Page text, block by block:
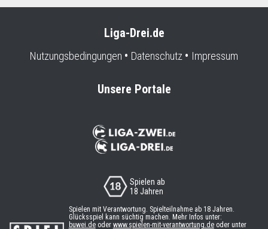
Liga-Drei.de
Nutzungsbedingungen Datenschutz Impressum
Unsere Portale
Spielen ab
18 Jahren
Spielen mit Verantwortung. Spielteilnahme ab 18 Jahren.
Glücksspiel kann süchtig machen. Mehr Infos unter:
buwei.deoder www.spielen-mit-verantwortung.deoder unter